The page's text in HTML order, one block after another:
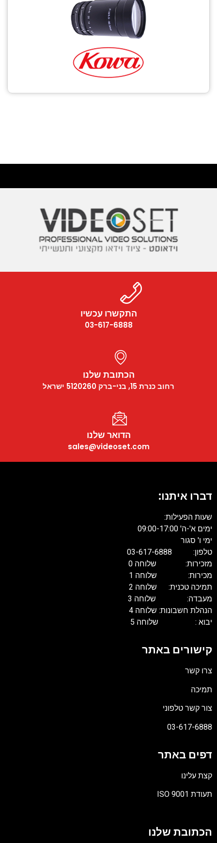
Photo Printers
התקשרו עכשיו
03-617-6888
הכתובת שלנו
רחוב כנרת 15, בני-ברק 5120260 ישראל
הדואר שלנו
sales@videoset.com
דברו איתנו:
שעות הפעילות:
ימים א'-ה' 09:00-17:00
ימי ו' סגור
טלפון: 03-617-6888
מזכירות: שלוחה 0
מכירות: שלוחה 1
תמיכה טכנית: שלוחה 2
מעבדה: שלוחה 3
הנהלת חשבונות: שלוחה 4
יבוא : שלוחה 5
קישורים באתר
צרו קשר
תמיכה
צור קשר טלפוני
03-617-6888
דפים באתר
קצת עלינו
תעודת ISO 9001
PDF
הכתובת שלנו